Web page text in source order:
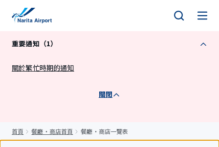
重要通知（1）
關於繁忙時期的通知
關閉
首頁 餐廳・商店首頁 餐廳・商店一覽表